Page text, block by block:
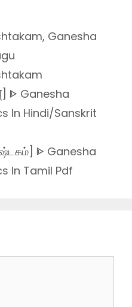
, Ganesha
Ganesha
In Hindi/Sanskrit
ᐈ Ganesha
In Tamil Pdf